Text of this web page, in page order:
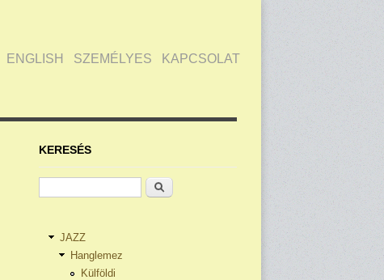
ENGLISH SZEMÉLYES KAPCSOLAT
KERESÉS
Keresés
JAZZ
Hanglemez
Külföldi